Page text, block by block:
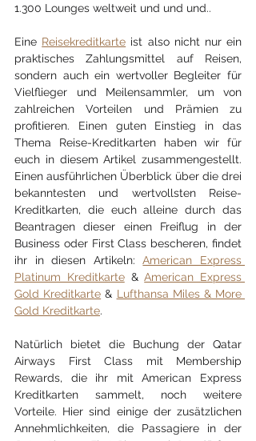
1.300 Lounges weltweit und und und..
Eine Reisekreditkarte ist also nicht nur ein
praktisches Zahlungsmittel auf Reisen,
sondern auch ein wertvoller Begleiter für
Vielflieger und Meilensammler, um von
zahlreichen Vorteilen und Prämien zu
profitieren. Einen guten Einstieg in das
Thema Reise-Kreditkarten haben wir für
euch in diesem Artikel zusammengestellt.
Einen ausführlichen Überblick über die drei
bekanntesten und wertvollsten Reise-
Kreditkarten, die euch alleine durch das
Beantragen dieser einen Freiflug in der
Business oder First Class bescheren, findet
ihr in diesen Artikeln: American Express
Platinum Kreditkarte & American Express
Gold Kreditkarte & Lufthansa Miles & More
Gold Kreditkarte.
Natürlich bietet die Buchung der Qatar
Airways First Class mit Membership
Rewards, die ihr mit American Express
Kreditkarten sammelt, noch weitere
Vorteile. Hier sind einige der zusätzlichen
Annehmlichkeiten, die Passagiere in der